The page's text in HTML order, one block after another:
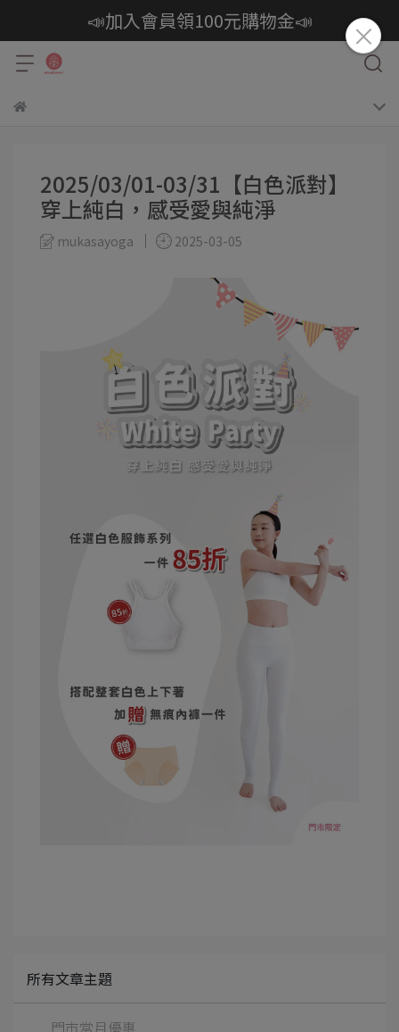
📣加入會員領100元購物金📣
2025/03/01-03/31【白色派對】
穿上純白，感受愛與純淨
mukasayoga 2025-03-05
所有文章主題
門市當月優惠